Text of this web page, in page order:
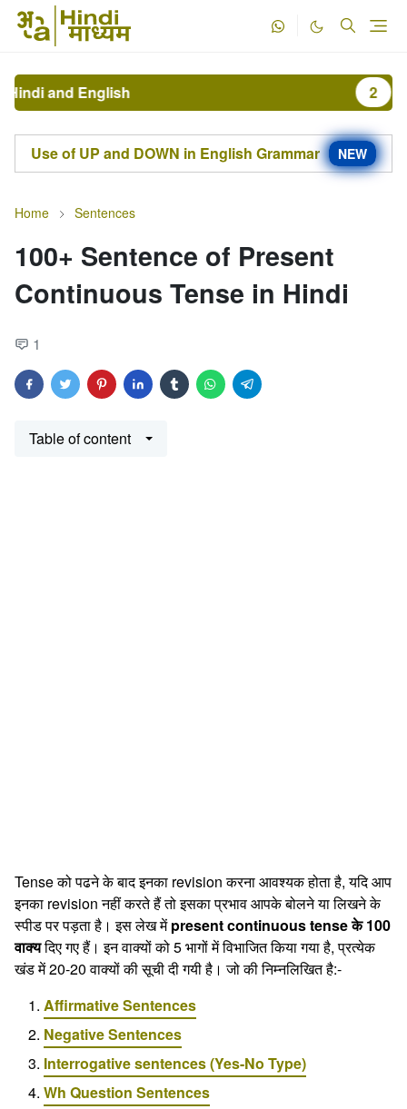
and English The
Use of UP and DOWN in English Grammar NEW
Home Sentences
100+ Sentence of Present
Continuous Tense in Hindi
1
Table of content
Tense को पढने के बाद इनका revision करना आवश्यक होता है, यदि आप
इनका revision नहीं करते हैं तो इसका प्रभाव आपके बोलने या लिखने के
स्पीड पर पड़ता है। इस लेख मेंpresent continuous tense के 100
वाक्यदिए गए हैं। इन वाक्यों को 5 भागों में विभाजित किया गया है, प्रत्येक
खंड में 20-20 वाक्यों की सूची दी गयी है। जो की निम्नलिखित है:-
Affirmative Sentences
Negative Sentences
Interrogative sentences (Yes-No Type)
Wh Question Sentences